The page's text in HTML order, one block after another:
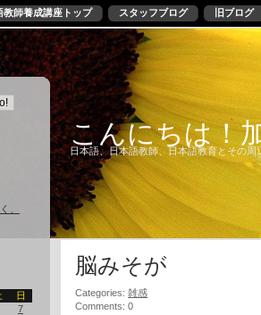
教師養成講座トップ スタッフブログ 旧ブログ
、
日
7
こんにちは！
日本語、日本語教師、日本語教育とその周
脳みそが
Categories: 雑感
Comments: 0